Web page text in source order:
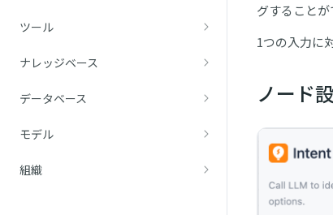
ツール
ナレッジベース
データベース
モデル
組織
グすること
1つの入力に
ノード